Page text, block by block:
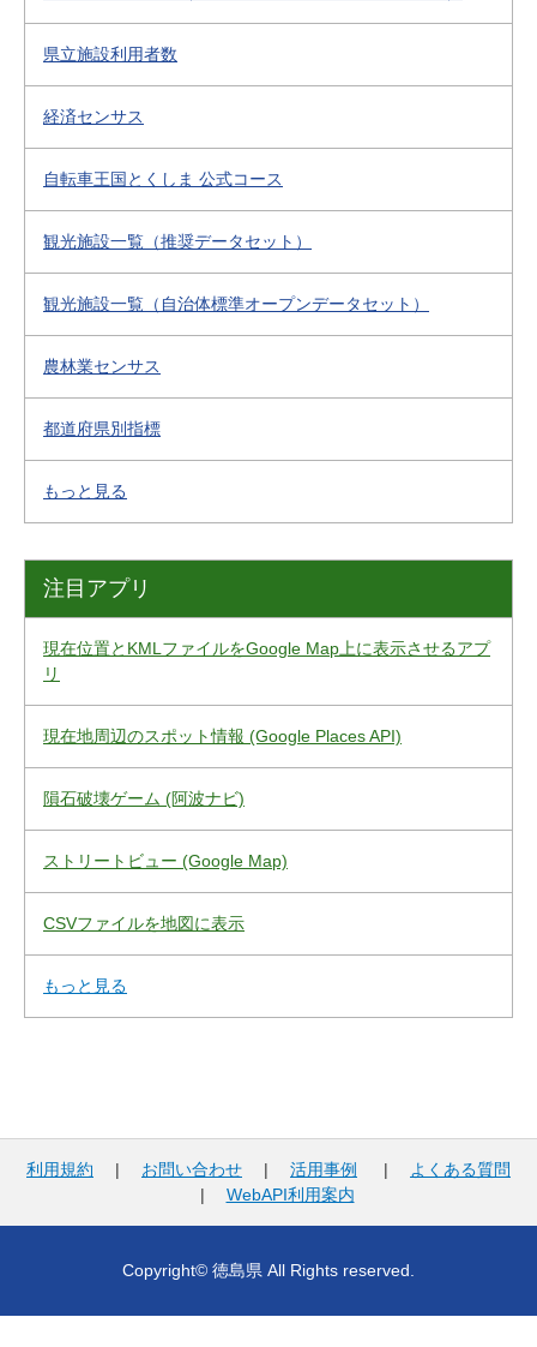
県立施設利用者数
経済センサス
自転車王国とくしま 公式コース
観光施設一覧（推奨データセット）
観光施設一覧（自治体標準オープンデータセット）
農林業センサス
都道府県別指標
もっと見る
注目アプリ
現在位置とKMLファイルをGoogle Map上に表示させるアプ
リ
現在地周辺のスポット情報 (Google Places API)
隕石破壊ゲーム (阿波ナビ)
ストリートビュー (Google Map)
CSVファイルを地図に表示
もっと見る
利用規約 | お問い合わせ | 活用事例 |
よくある質問
| WebAPI利用案内
Copyright© 徳島県 All Rights reserved.